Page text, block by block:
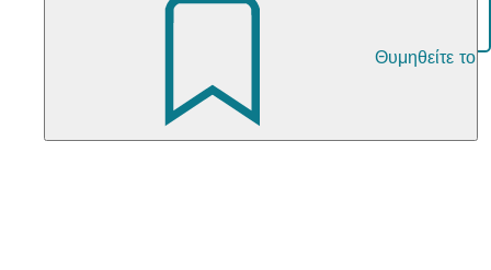
Θυμηθείτε το
Μοιραστείτε τη σελίδα
Wiesbaden Congress & Marketing GmbH
65189 Wiesbaden